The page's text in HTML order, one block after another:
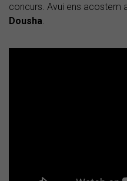
concurs. Avui ens acostem
Dousha.